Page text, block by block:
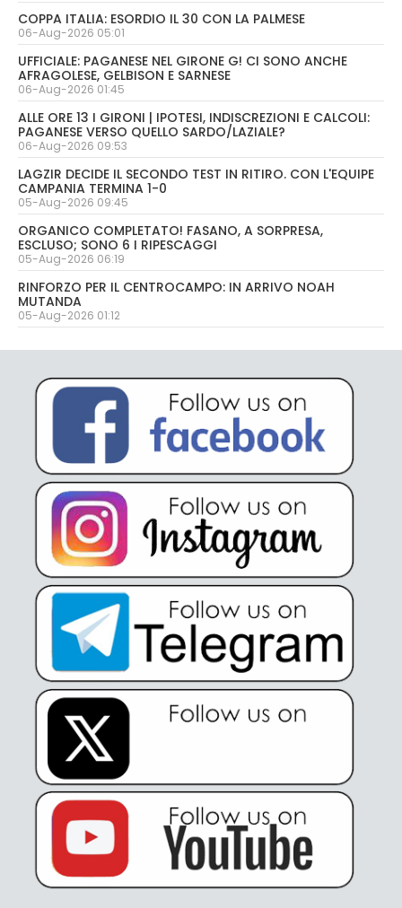
COPPA ITALIA: ESORDIO IL 30 CON LA PALMESE
06-Aug-2026 05:01
UFFICIALE: PAGANESE NEL GIRONE G! CI SONO ANCHE
AFRAGOLESE, GELBISON E SARNESE
06-Aug-2026 01:45
ALLE ORE 13 I GIRONI | IPOTESI, INDISCREZIONI E CALCOLI:
PAGANESE VERSO QUELLO SARDO/LAZIALE?
06-Aug-2026 09:53
LAGZIR DECIDE IL SECONDO TEST IN RITIRO. CON L'EQUIPE
CAMPANIA TERMINA 1-0
05-Aug-2026 09:45
ORGANICO COMPLETATO! FASANO, A SORPRESA,
ESCLUSO; SONO 6 I RIPESCAGGI
05-Aug-2026 06:19
RINFORZO PER IL CENTROCAMPO: IN ARRIVO NOAH
MUTANDA
05-Aug-2026 01:12